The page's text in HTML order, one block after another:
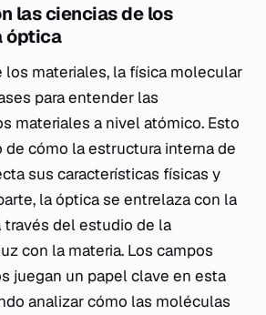
las ciencias de los
óptica
los materiales, la física molecular
para entender las
materiales a nivel atómico. Esto
cómo la estructura interna de
sus características físicas y
la óptica se entrelaza con la
del estudio de la
con la materia. Los campos
juegan un papel clave en esta
analizar cómo las moléculas